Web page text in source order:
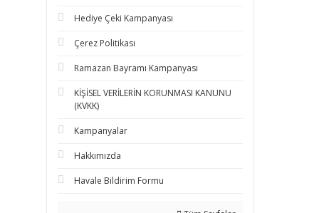
Hediye Çeki Kampanyası
Çerez Politikası
Ramazan Bayramı Kampanyası
KİŞİSEL VERİLERİN KORUNMASI KANUNU
(KVKK)
Kampanyalar
Hakkımızda
Havale Bildirim Formu